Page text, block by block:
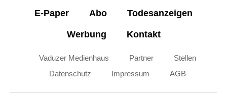
E-Paper Abo Todesanzeigen
Werbung Kontakt
Vaduzer Medienhaus Partner
Stellen
Datenschutz
Impressum AGB